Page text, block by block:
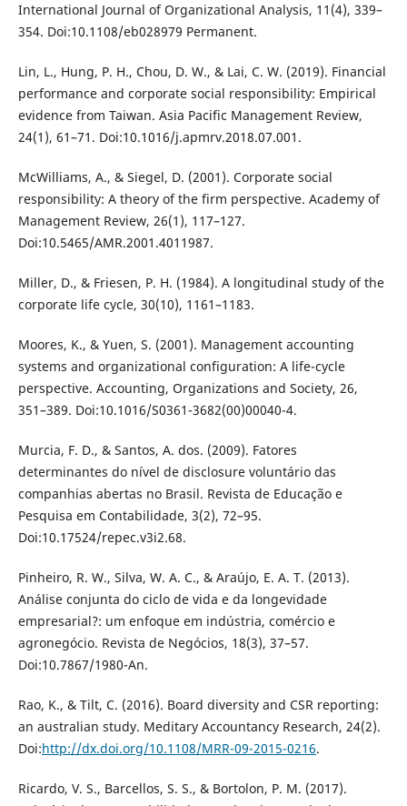
International Journal of Organizational Analysis, 11(4), 339–
354. Doi:10.1108/eb028979 Permanent.
Lin, L., Hung, P. H., Chou, D. W., & Lai, C. W. (2019). Financial
performance and corporate social responsibility: Empirical
evidence from Taiwan. Asia Pacific Management Review,
24(1), 61–71. Doi:10.1016/j.apmrv.2018.07.001.
McWilliams, A., & Siegel, D. (2001). Corporate social
responsibility: A theory of the firm perspective. Academy of
Management Review, 26(1), 117–127.
Doi:10.5465/AMR.2001.4011987.
Miller, D., & Friesen, P. H. (1984). A longitudinal study of the
corporate life cycle, 30(10), 1161–1183.
Moores, K., & Yuen, S. (2001). Management accounting
systems and organizational configuration: A life-cycle
perspective. Accounting, Organizations and Society, 26,
351–389. Doi:10.1016/S0361-3682(00)00040-4.
Murcia, F. D., & Santos, A. dos. (2009). Fatores
determinantes do nível de disclosure voluntário das
companhias abertas no Brasil. Revista de Educação e
Pesquisa em Contabilidade, 3(2), 72–95.
Doi:10.17524/repec.v3i2.68.
Pinheiro, R. W., Silva, W. A. C., & Araújo, E. A. T. (2013).
Análise conjunta do ciclo de vida e da longevidade
empresarial?: um enfoque em indústria, comércio e
agronegócio. Revista de Negócios, 18(3), 37–57.
Doi:10.7867/1980-An.
Rao, K., & Tilt, C. (2016). Board diversity and CSR reporting:
an australian study. Meditary Accountancy Research, 24(2).
Doi:http://dx.doi.org/10.1108/MRR-09-2015-0216.
Ricardo, V. S., Barcellos, S. S., & Bortolon, P. M. (2017).